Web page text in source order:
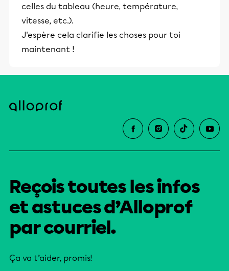
celles du tableau (heure, température,
vitesse, etc.).
J'espère cela clarifie les choses pour toi
maintenant !
Reçois toutes les infos
et astuces d’Alloprof
par courriel.
Ça va t’aider, promis!